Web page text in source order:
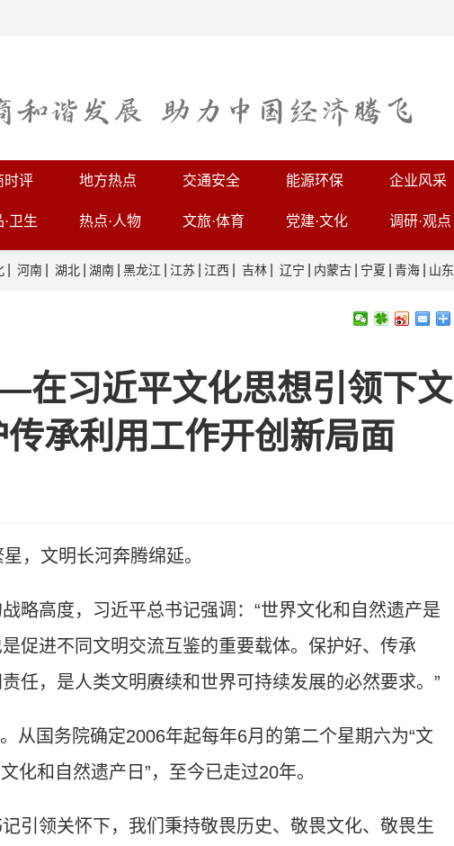
时评 地方热点 交通安全 能源环保 企业风采
卫生 热点·人物 文旅·体育 党建·文化 调研·观点
河南 湖北 湖南 黑龙江 江苏 江西 吉林 辽宁 内蒙古 宁夏 青海 山东
习近平文化思想引领下文
承利用工作开创新局面
文明长河奔腾绵延。
高度，习近平总书记强调：“世界文化和自然遗产是
促进不同文明交流互鉴的重要载体。保护好、传承
任，是人类文明赓续和世界可持续发展的必然要求。”
国务院确定2006年起每年6月的第二个星期六为“文
化和自然遗产日”，至今已走过20年。
领关怀下，我们秉持敬畏历史、敬畏文化、敬畏生